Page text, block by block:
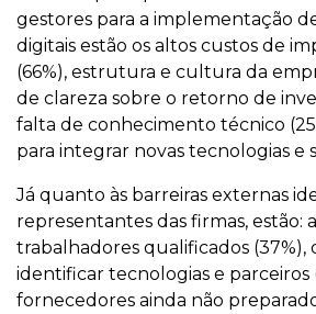
gestores para a implementação
digitais estão os altos custos de
(66%), estrutura e cultura da
de clareza sobre o retorno de
falta de conhecimento técnico
para integrar novas tecnologias e
Já quanto às barreiras externas
representantes das firmas, estão:
trabalhadores qualificados (37%),
identificar tecnologias e parceiros
fornecedores ainda não